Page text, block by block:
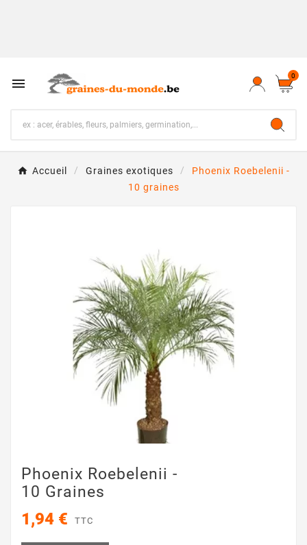
 0
Accueil Graines exotiques
Phoenix Roebelenii -
10 graines
Phoenix Roebelenii -
10 Graines
1,94 €
TTC